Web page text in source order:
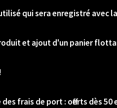
qui sera enregistré avec
et ajout d'un panier
frais de port : offerts dès 50